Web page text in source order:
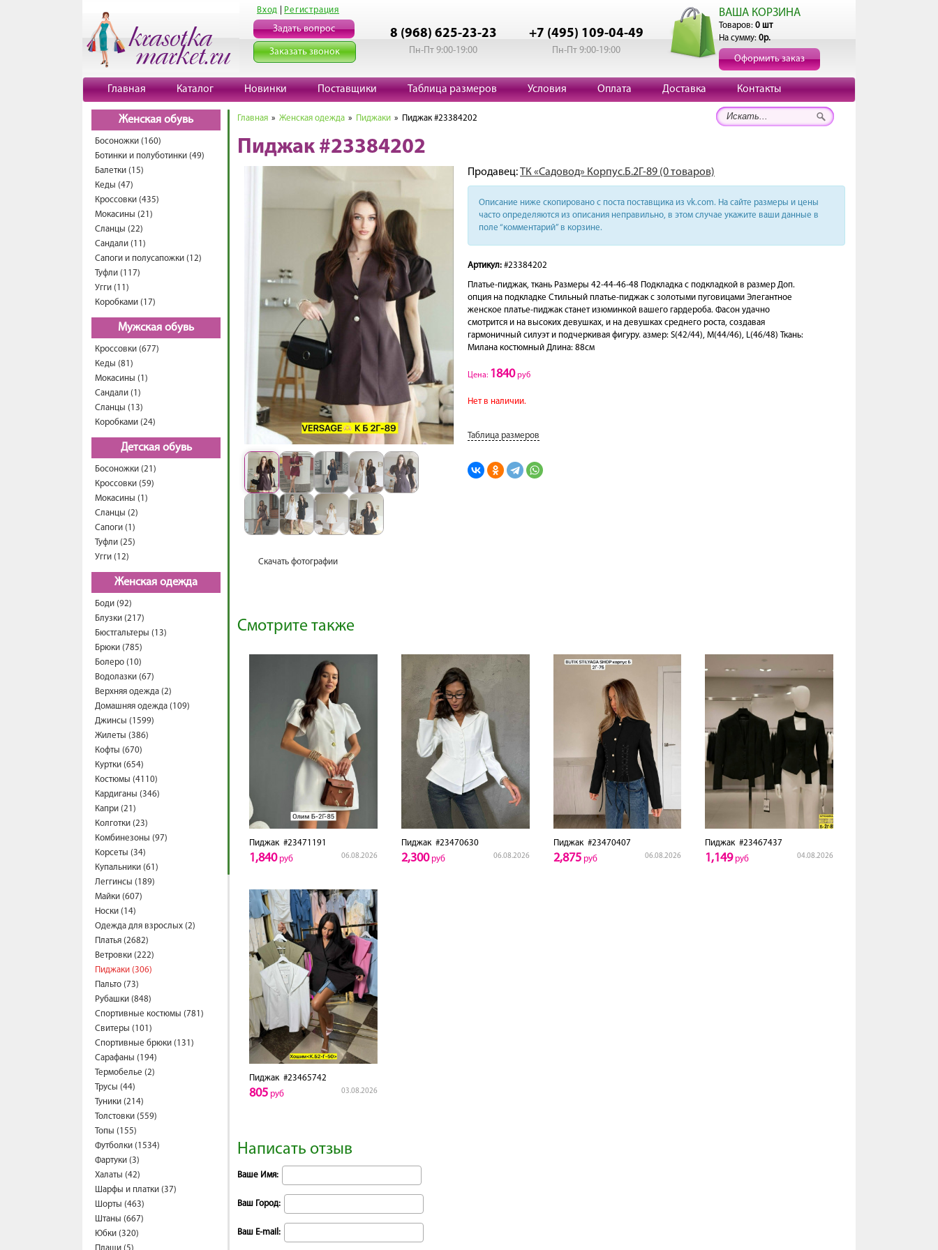
Вход Регистрация
Задать вопрос
Заказать звонок
8 (968) 625-23-23
Пн-Пт 9:00-19:00
+7 (495) 109-04-49
Пн-Пт 9:00-19:00
ВАША КОРЗИНА
Товаров: 0 шт
На сумму: 0р.
Оформить заказ
Главная Каталог Новинки Поставщики Таблица размеров Условия Оплата Доставка Контакты
Женская обувь
Босоножки (160)
Ботинки и полуботинки (49)
Балетки (15)
Кеды (47)
Кроссовки (435)
Мокасины (21)
Сланцы (22)
Сандали (11)
Сапоги и полусапожки (12)
Туфли (117)
Угги (11)
Коробками (17)
Мужская обувь
Кроссовки (677)
Кеды (81)
Мокасины (1)
Сандали (1)
Сланцы (13)
Коробками (24)
Детская обувь
Босоножки (21)
Кроссовки (59)
Мокасины (1)
Сланцы (2)
Сапоги (1)
Туфли (25)
Угги (12)
Женская одежда
Боди (92)
Блузки (217)
Бюстгальтеры (13)
Брюки (785)
Болеро (10)
Водолазки (67)
Верхняя одежда (2)
Домашняя одежда (109)
Джинсы (1599)
Жилеты (386)
Кофты (670)
Куртки (654)
Костюмы (4110)
Кардиганы (346)
Капри (21)
Колготки (23)
Комбинезоны (97)
Корсеты (34)
Купальники (61)
Леггинсы (189)
Майки (607)
Носки (14)
Одежда для взрослых (2)
Платья (2682)
Ветровки (222)
Пиджаки (306)
Пальто (73)
Рубашки (848)
Спортивные костюмы (781)
Свитеры (101)
Спортивные брюки (131)
Сарафаны (194)
Термобелье (2)
Трусы (44)
Туники (214)
Толстовки (559)
Топы (155)
Футболки (1534)
Фартуки (3)
Халаты (42)
Шарфы и платки (37)
Шорты (463)
Штаны (667)
Юбки (320)
Главная » Женская одежда » Пиджаки » Пиджак #23384202
Пиджак #23384202
Скачать фотографии
Продавец:ТК «Садовод» Корпус.Б.2Г-89 (0 товаров)
Описание ниже скопировано с поста поставщика из vk.com. На сайте размеры и цены
часто определяются из описания неправильно, в этом случае укажите ваши данные в
поле “комментарий” в корзине.
Артикул: #23384202
Платье-пиджак, ткань Размеры 42-44-46-48 Подкладка с подкладкой в размер Доп.
опция на подкладке Стильный платье-пиджак с золотыми пуговицами Элегантное
женское платье-пиджак станет изюминкой вашего гардероба. Фасон удачно
смотрится и на высоких девушках, и на девушках среднего роста, создавая
гармоничный силуэт и подчеркивая фигуру. азмер: S(42/44), M(44/46), L(46/48) Ткань:
Милана костюмный Длина: 88см
Цена: 1840руб
Нет в наличии.
Таблица размеров
Смотрите также
Пиджак #23471191
06.08.2026
1,840руб
Пиджак#23470630
06.08.2026
2,300руб
Пиджак#23470407
06.08.2026
2,875руб
Пиджак #23467437
04.08.2026
1,149руб
Пиджак #23465742
03.08.2026
805 руб
Написать отзыв
Ваше Имя:
Ваш Город:
Ваш E-mail: